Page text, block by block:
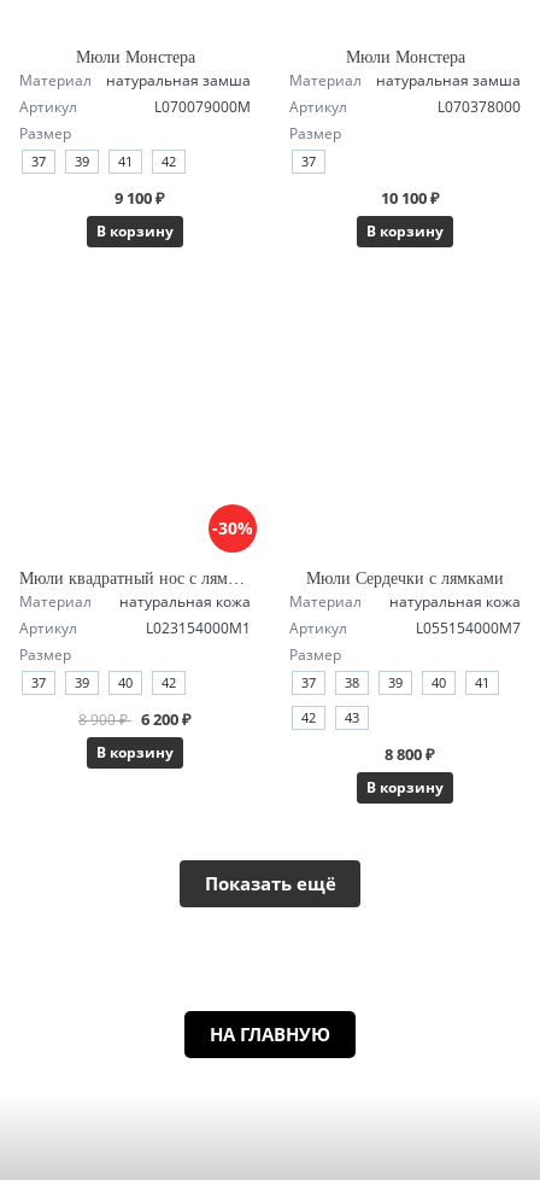
Мюли Монстера
Материал
натуральная замша
Артикул
L070079000M
Размер
37 39 41 42
9 100 ₽
В корзину
Мюли Монстера
Материал
натуральная замша
Артикул
L070378000
Размер
37
10 100 ₽
В корзину
-30%
Материал
натуральная кожа
Артикул
L023154000M1
Размер
37 39 40 42
8 900 ₽ 6 200 ₽
В корзину
Мюли Сердечки с лямками
Материал
натуральная кожа
Артикул
L055154000M7
Размер
37 38 39 40
41
42
43
8 800 ₽
В корзину
Показать ещё
НА ГЛАВНУЮ